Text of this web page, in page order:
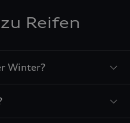
Reifen
Winter?